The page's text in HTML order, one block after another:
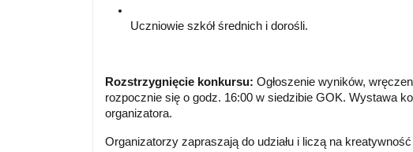
Uczniowie szkół średnich i dorośli.
Rozstrzygnięcie konkursu: Ogłoszenie wyników,
rozpocznie się o godz. 16:00 w siedzibie GOK. Wystawa
organizatora.
Organizatorzy zapraszają do udziału i liczą na